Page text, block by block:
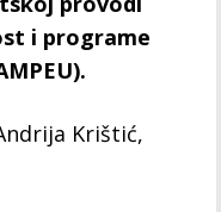
i programe
Krištić,